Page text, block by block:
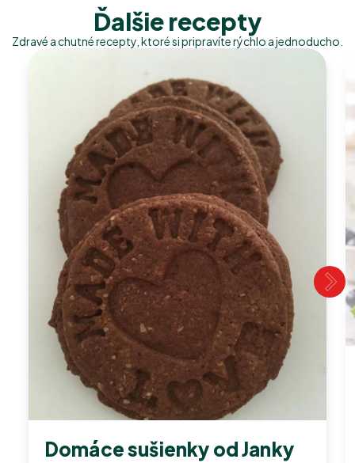
Ďalšie recepty
Zdravé a chutné recepty, ktoré si pripravíte rýchlo a jednoducho.
Domáce sušienky od Janky